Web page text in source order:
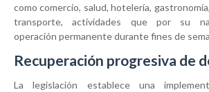
como comercio, salud, hotelería,
transporte, actividades que por su
operación permanente durante fines de
Recuperación progresiva de
La legislación establece una